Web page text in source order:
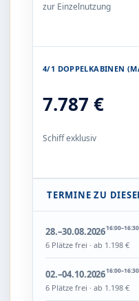
zur Einzelnutzung
4/1 DOPPELKABINEN
7.787 €
Schiff exklusiv
TERMINE ZU
28.–30.08.202616:00–16:30
6 Plätze frei · ab 1.198 €
02.–04.10.202616:00–16:30
6 Plätze frei · ab 1.198 €